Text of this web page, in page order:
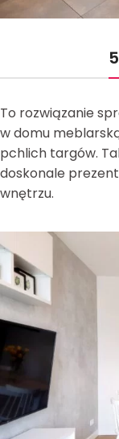
To rozwiązanie
w domu
pchlich targów.
doskonale
wnętrzu.